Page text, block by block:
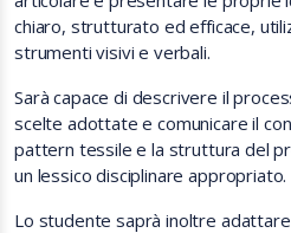
chiaro, strutturato ed efficace,
strumenti visivi e verbali.
Sarà capace di descrivere il
scelte adottate e comunicare il
pattern tessile e la struttura del
un lessico disciplinare appropriato.
Lo studente saprà inoltre